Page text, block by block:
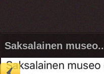
Saksalainen museo..